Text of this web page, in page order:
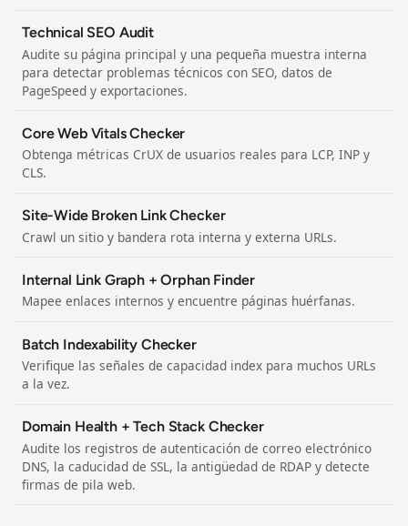
Technical SEO Audit
Audite su página principal y una pequeña muestra interna
para detectar problemas técnicos con SEO, datos de
PageSpeed ​​y exportaciones.
Core Web Vitals Checker
Obtenga métricas CrUX de usuarios reales para LCP, INP y
CLS.
Site-Wide Broken Link Checker
Crawl un sitio y bandera rota interna y externa URLs.
Internal Link Graph + Orphan Finder
Mapee enlaces internos y encuentre páginas huérfanas.
Batch Indexability Checker
Verifique las señales de capacidad index para muchos URLs
a la vez.
Domain Health + Tech Stack Checker
Audite los registros de autenticación de correo electrónico
DNS, la caducidad de SSL, la antigüedad de RDAP y detecte
firmas de pila web.